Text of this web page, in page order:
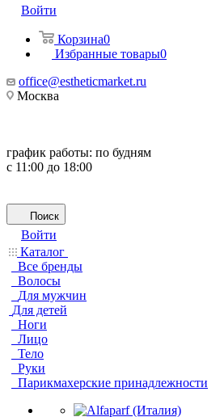
Войти
Корзина0
Избранные товары0
office@estheticmarket.ru
Москва
график работы: по будням
с 11:00 до 18:00
Поиск
Войти
Каталог
Все бренды
Волосы
Для мужчин
Для детей
Ноги
Лицо
Тело
Руки
Парикмахерские принадлежности